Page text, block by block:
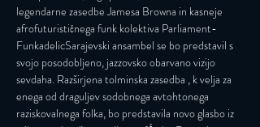
legendarne zasedbe Jamesa Browna in kasneje
afrofuturističnega funk kolektiva Parliament-
FunkadelicSarajevski ansambel se bo predstavil s
svojo posodobljeno, jazzovsko obarvano vizijo
sevdaha. Razširjena tolminska zasedba , k velja za
enega od draguljev sodobnega avtohtonega
raziskovalnega folka, bo predstavila novo glasbo iz